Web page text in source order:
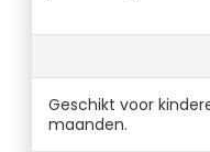
Geschikt voor
maanden.